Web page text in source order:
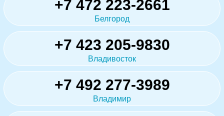
+7 472 223-2661
Белгород
+7 423 205-9830
Владивосток
+7 492 277-3989
Владимир